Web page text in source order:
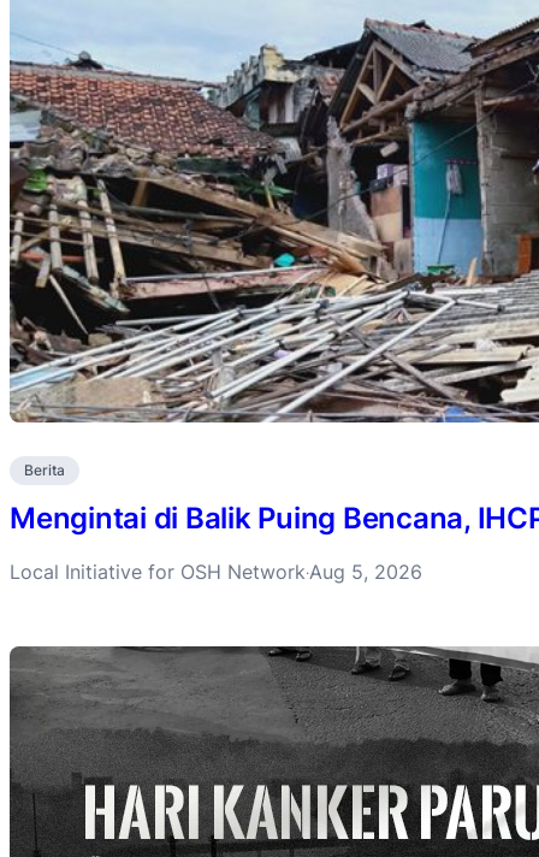
Berita
Mengintai di Balik Puing Bencana,
Local Initiative for OSH Network·Aug 5, 2026